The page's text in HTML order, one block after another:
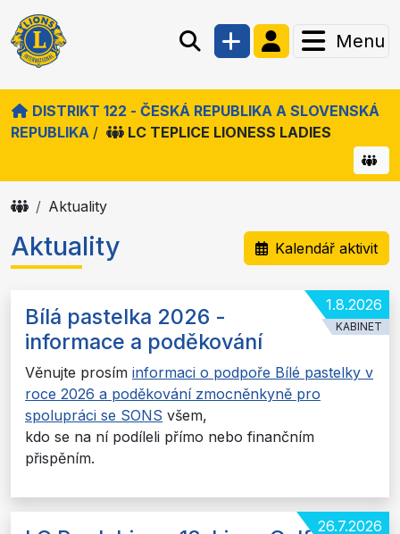
Menu
DISTRIKT 122 - ČESKÁ REPUBLIKA A SLOVENSKÁ
REPUBLIKA / LC TEPLICE LIONESS LADIES
Aktuality
Aktuality Kalendář aktivit
1.8.2026
KABINET
Bílá pastelka 2026 -
informace a poděkování
Věnujte prosím informaci o podpoře Bílé pastelky v
roce 2026 a poděkování zmocněnkyně pro
spolupráci se SONS všem,
kdo se na ní podíleli přímo nebo finančním
přispěním.
26.7.2026